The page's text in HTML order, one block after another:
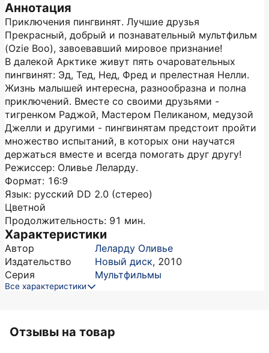
Аннотация
Приключения пингвинят. Лучшие друзья
Прекрасный, добрый и познавательный мультфильм
(Ozie Boo), завоевавший мировое признание!
В далекой Арктике живут пять очаровательных
пингвинят: Эд, Тед, Нед, Фред и прелестная Нелли.
Жизнь малышей интересна, разнообразна и полна
приключений. Вместе со своими друзьями -
тигренком Раджой, Мастером Пеликаном, медузой
Джелли и другими - пингвинятам предстоит пройти
множество испытаний, в которых они научатся
держаться вместе и всегда помогать друг другу!
Режиссер: Оливье Леларду.
Формат: 16:9
Язык: русский DD 2.0 (стерео)
Цветной
Продолжительность: 91 мин.
Характеристики
Автор
Леларду Оливье
Издательство
Новый диск, 2010
Серия
Мультфильмы
Все характеристики
Отзывы на товар